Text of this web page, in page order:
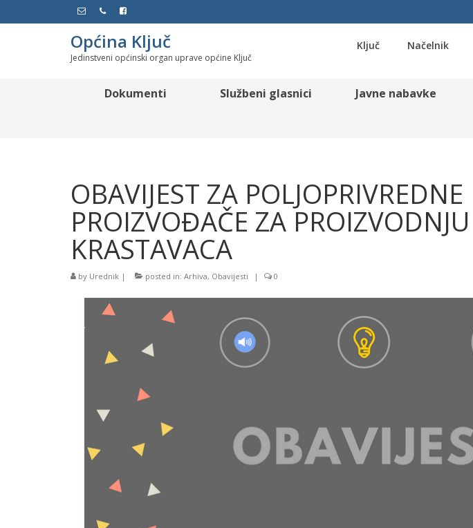
Općina Ključ
Jedinstveni općinski organ uprave općine Ključ
Ključ Načelnik
Dokumenti Službeni glasnici Javne nabavke
OBAVIJEST ZA POLJOPRIVREDNE
PROIZVOĐAČE ZA PROIZVODNJU
KRASTAVACA
by Urednik | posted in: Arhiva, Obavijesti | 0